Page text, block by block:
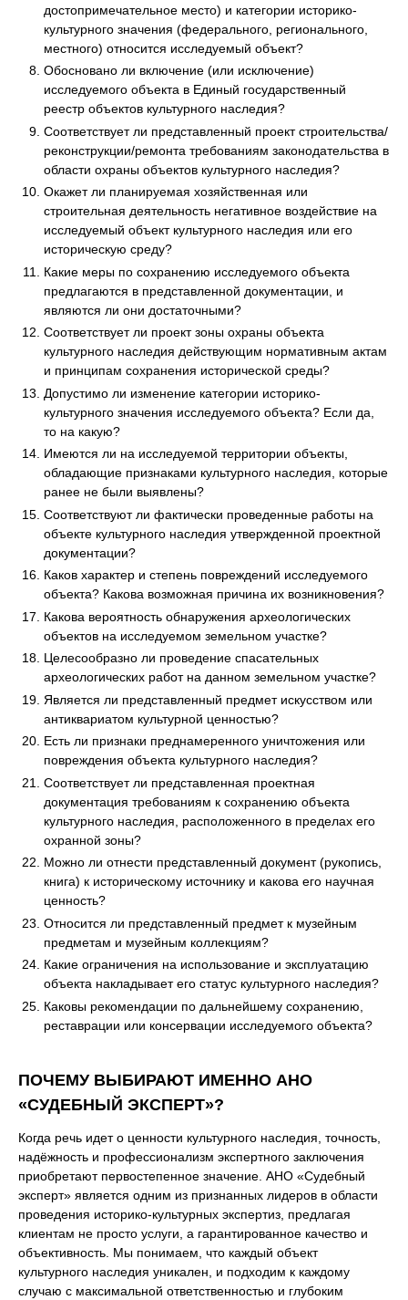
достопримечательное место) и категории историко-
культурного значения (федерального, регионального,
местного) относится исследуемый объект?
Обосновано ли включение (или исключение)
исследуемого объекта в Единый государственный
реестр объектов культурного наследия?
Соответствует ли представленный проект строительства/
реконструкции/ремонта требованиям законодательства в
области охраны объектов культурного наследия?
Окажет ли планируемая хозяйственная или
строительная деятельность негативное воздействие на
исследуемый объект культурного наследия или его
историческую среду?
Какие меры по сохранению исследуемого объекта
предлагаются в представленной документации, и
являются ли они достаточными?
Соответствует ли проект зоны охраны объекта
культурного наследия действующим нормативным актам
и принципам сохранения исторической среды?
Допустимо ли изменение категории историко-
культурного значения исследуемого объекта? Если да,
то на какую?
Имеются ли на исследуемой территории объекты,
обладающие признаками культурного наследия, которые
ранее не были выявлены?
Соответствуют ли фактически проведенные работы на
объекте культурного наследия утвержденной проектной
документации?
Каков характер и степень повреждений исследуемого
объекта? Какова возможная причина их возникновения?
Какова вероятность обнаружения археологических
объектов на исследуемом земельном участке?
Целесообразно ли проведение спасательных
археологических работ на данном земельном участке?
Является ли представленный предмет искусством или
антиквариатом культурной ценностью?
Есть ли признаки преднамеренного уничтожения или
повреждения объекта культурного наследия?
Соответствует ли представленная проектная
документация требованиям к сохранению объекта
культурного наследия, расположенного в пределах его
охранной зоны?
Можно ли отнести представленный документ (рукопись,
книга) к историческому источнику и какова его научная
ценность?
Относится ли представленный предмет к музейным
предметам и музейным коллекциям?
Какие ограничения на использование и эксплуатацию
объекта накладывает его статус культурного наследия?
Каковы рекомендации по дальнейшему сохранению,
реставрации или консервации исследуемого объекта?
ПОЧЕМУ ВЫБИРАЮТ ИМЕННО АНО
«СУДЕБНЫЙ ЭКСПЕРТ»?
Когда речь идет о ценности культурного наследия, точность,
надёжность и профессионализм экспертного заключения
приобретают первостепенное значение. АНО «Судебный
эксперт» является одним из признанных лидеров в области
проведения историко-культурных экспертиз, предлагая
клиентам не просто услуги, а гарантированное качество и
объективность. Мы понимаем, что каждый объект
культурного наследия уникален, и подходим к каждому
случаю с максимальной ответственностью и глубоким